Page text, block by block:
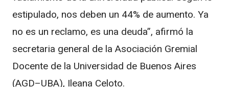
estipulado, nos deben un 44% de aumento. Ya
no es un reclamo, es una deuda”, afirmó la
secretaria general de la Asociación Gremial
Docente de la Universidad de Buenos Aires
(AGD–UBA), Ileana Celoto.